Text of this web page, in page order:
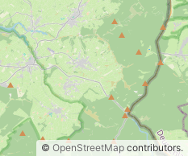
© OpenStreetMap contributors.